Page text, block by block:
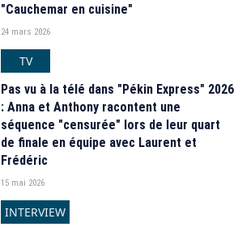
"Cauchemar en cuisine"
24 mars 2026
TV
Pas vu à la télé dans "Pékin Express" 2026
: Anna et Anthony racontent une
séquence "censurée" lors de leur quart
de finale en équipe avec Laurent et
Frédéric
15 mai 2026
INTERVIEW